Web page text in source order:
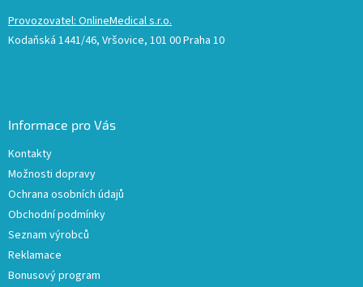
Provozovatel: OnlineMedical s.r.o.
Kodaňská 1441/46, Vršovice, 101 00 Praha 10
Informace pro Vás
Kontakty
Možnosti dopravy
Ochrana osobních údajů
Obchodní podmínky
Seznam výrobců
Reklamace
Bonusový program